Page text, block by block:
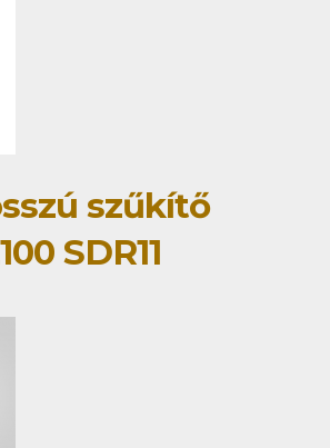
szűkítő
SDR11